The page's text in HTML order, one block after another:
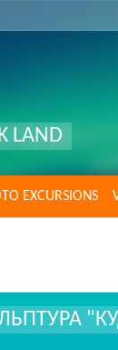
LAND
EXCURSIONS